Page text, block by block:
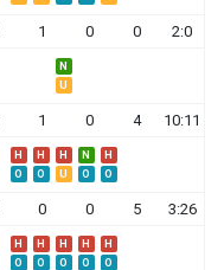
1 0 0 2:0
N
U
1 0 4 10:11
H H H N
H
O
O U O O
0 0 5 3:26
H H H H
H
O
O O O O